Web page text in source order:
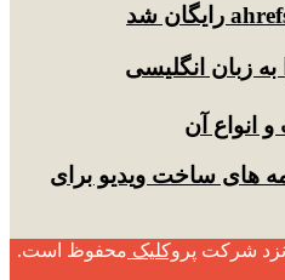
زبان انگلیسی
انواع آن
های ساخت ویدیو برای
پروکلیک محفوظ است.